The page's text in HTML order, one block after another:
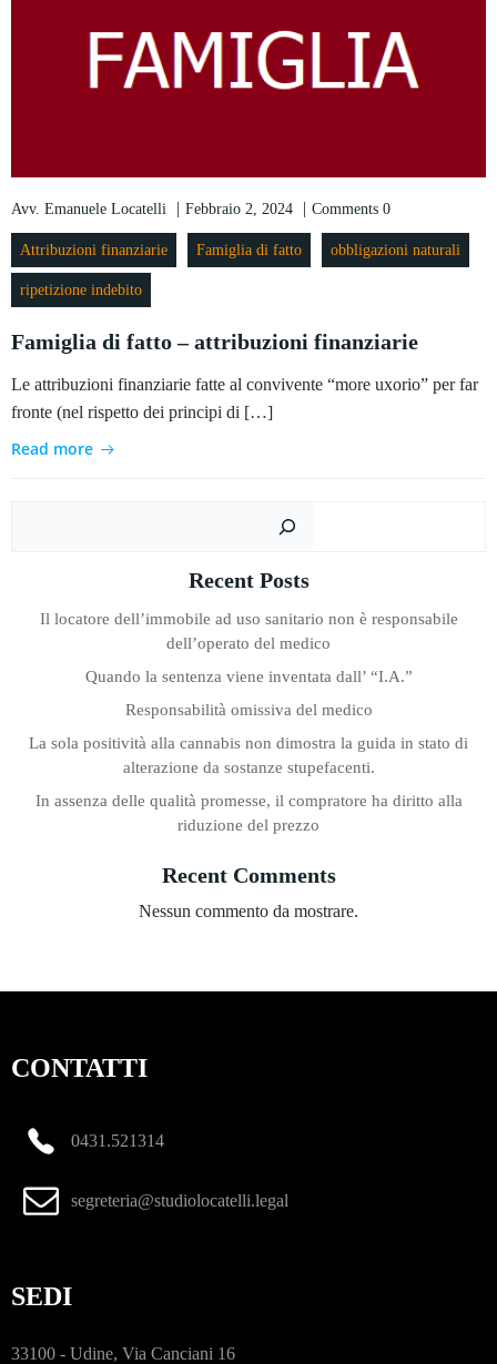
Avv. Emanuele Locatelli | Febbraio 2, 2024 | Comments 0
Attribuzioni finanziarie Famiglia di fatto obbligazioni naturali
ripetizione indebito
Famiglia di fatto – attribuzioni finanziarie
Le attribuzioni finanziarie fatte al convivente “more uxorio” per far
fronte (nel rispetto dei principi di […]
Read more
Recent Posts
Il locatore dell’immobile ad uso sanitario non è responsabile
dell’operato del medico
Quando la sentenza viene inventata dall’ “I.A.”
Responsabilità omissiva del medico
La sola positività alla cannabis non dimostra la guida in stato di
alterazione da sostanze stupefacenti.
In assenza delle qualità promesse, il compratore ha diritto alla
riduzione del prezzo
Recent Comments
Nessun commento da mostrare.
CONTATTI
0431.521314
segreteria@studiolocatelli.legal
SEDI
33100 - Udine, Via Canciani 16